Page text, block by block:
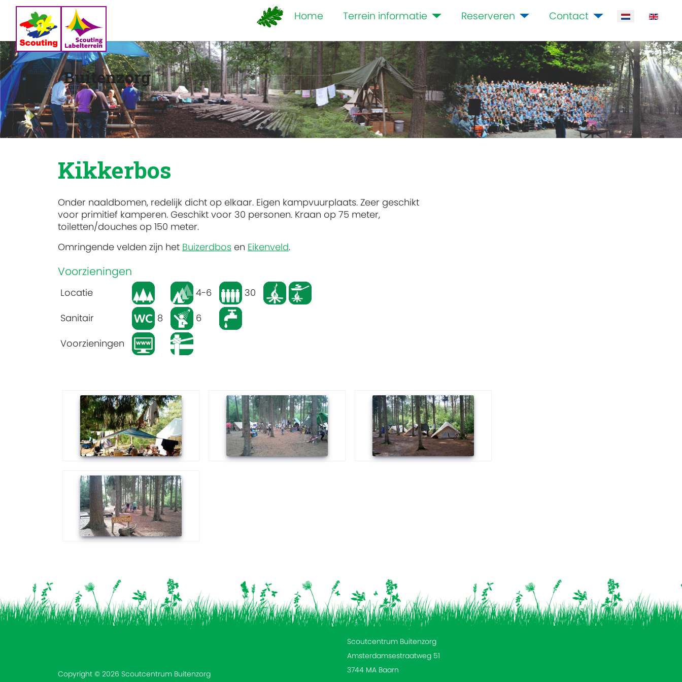
Home Terrein informatie Reserveren Contact Selecteer de
Buitenzorg
Kikkerbos
Onder naaldbomen, redelijk dicht op elkaar. Eigen kampvuurplaats. Zeer geschikt
voor primitief kamperen. Geschikt voor 30 personen. Kraan op 75 meter,
toiletten/douches op 150 meter.
Omringende velden zijn het Buizerdbos en Eikenveld.
Voorzieningen
Locatie 4-6
30
Sanitair
8
6
Voorzieningen
Copyright © 2026 Scoutcentrum Buitenzorg
Scoutcentrum Buitenzorg
Amsterdamsestraatweg 51
3744 MA Baarn